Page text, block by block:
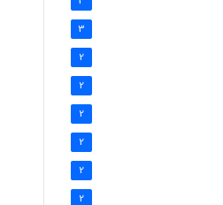
3
2
2
2
2
2
2